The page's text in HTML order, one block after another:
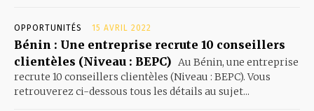
OPPORTUNITÉS 15 AVRIL 2022
Bénin : Une entreprise recrute 10 conseillers
clientèles (Niveau : BEPC) Au Bénin, une entreprise
recrute 10 conseillers clientèles (Niveau : BEPC). Vous
retrouverez ci-dessous tous les détails au sujet...